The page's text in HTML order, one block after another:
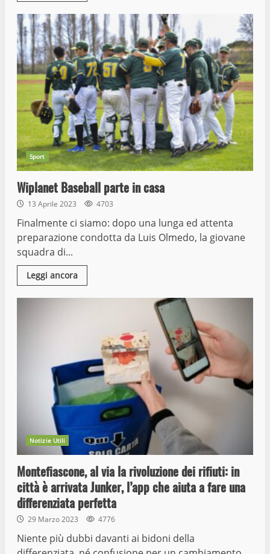
Sport
Wiplanet Baseball parte in casa
13 Aprile 2023 4703
Finalmente ci siamo: dopo una lunga ed attenta
preparazione condotta da Luis Olmedo, la giovane
squadra di...
Leggi ancora
Notizie Utili
Montefiascone, al via la rivoluzione dei rifiuti: in
città è arrivata Junker, l’app che aiuta a fare una
differenziata perfetta
29 Marzo 2023 4776
Niente più dubbi davanti ai bidoni della